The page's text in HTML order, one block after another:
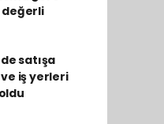
değerli
satışa
ve iş yerleri